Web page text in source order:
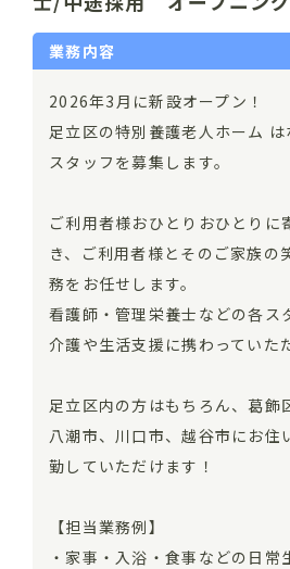
業務内容
2026年3月に新設オープン！
足立区の特別養護老人ホーム
スタッフを募集します。
ご利用者様おひとりおひとりに
き、ご利用者様とそのご家族の
務をお任せします。
看護師・管理栄養士などの各ス
介護や生活支援に携わっていた
足立区内の方はもちろん、葛飾
八潮市、川口市、越谷市にお住
勤していただけます！
【担当業務例】
・家事・入浴・食事などの日常